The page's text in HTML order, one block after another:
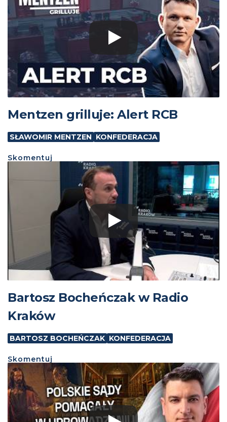
Mentzen grilluje: Alert RCB
SŁAWOMIR MENTZEN KONFEDERACJA
Skomentuj
Bartosz Bocheńczak w Radio
Kraków
BARTOSZ BOCHEŃCZAK KONFEDERACJA
Skomentuj